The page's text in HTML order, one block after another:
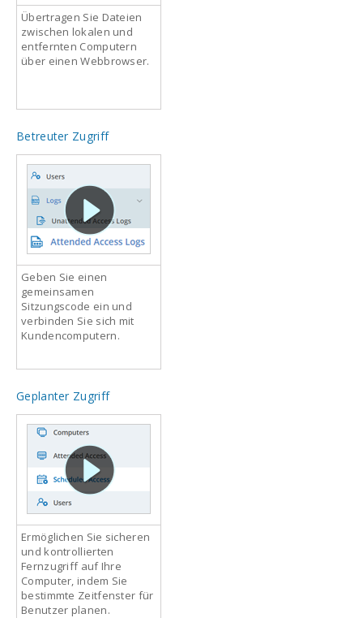
Übertragen Sie Dateien
zwischen lokalen und
entfernten Computern
über einen Webbrowser.
Betreuter Zugriff
Geben Sie einen
gemeinsamen
Sitzungscode ein und
verbinden Sie sich mit
Kundencomputern.
Geplanter Zugriff
Ermöglichen Sie sicheren
und kontrollierten
Fernzugriff auf Ihre
Computer, indem Sie
bestimmte Zeitfenster für
Benutzer planen.